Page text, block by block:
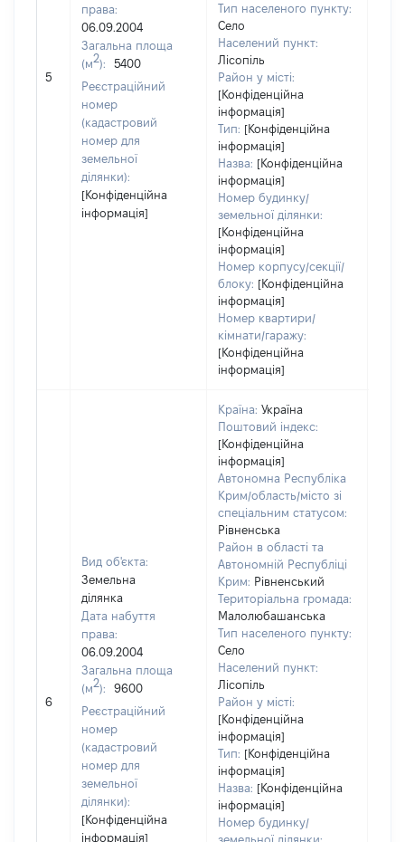
5
права:
06.09.2004
Загальна площа
(м2):
5400
Реєстраційний
номер
(кадастровий
номер для
земельної
ділянки):
[Конфіденційна
інформація]
Тип населеного пункту:
Село
Населений пункт:
Лісопіль
Район у місті:
[Конфіденційна
інформація]
Тип: [Конфіденційна
інформація]
Назва: [Конфіденційна
інформація]
Номер будинку/
земельної ділянки:
[Конфіденційна
інформація]
Номер корпусу/секції/
блоку: [Конфіденційна
інформація]
Номер квартири/
кімнати/гаражу:
[Конфіденційна
інформація]
6
Вид об'єкта:
Земельна
ділянка
Дата набуття
права:
06.09.2004
Загальна площа
(м2):
9600
Реєстраційний
номер
(кадастровий
номер для
земельної
ділянки):
[Конфіденційна
інформація]
Країна: Україна
Поштовий індекс:
[Конфіденційна
інформація]
Автономна Республіка
Крим/область/місто зі
спеціальним статусом:
Рівненська
Район в області та
Автономній Республіці
Крим: Рівненський
Територіальна громада:
Малолюбашанська
Тип населеного пункту:
Село
Населений пункт:
Лісопіль
Район у місті:
[Конфіденційна
інформація]
Тип: [Конфіденційна
інформація]
Назва: [Конфіденційна
інформація]
Номер будинку/
земельної ділянки: